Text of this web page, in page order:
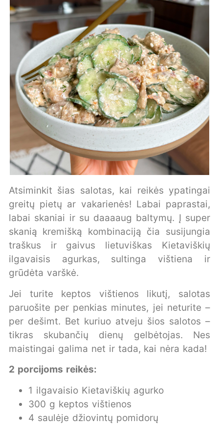
Atsiminkit šias salotas, kai reikės ypatingai
greitų pietų ar vakarienės! Labai paprastai,
labai skaniai ir su daaaaug baltymų. Į super
skanią kremišką kombinaciją čia susijungia
traškus ir gaivus lietuviškas Kietaviškių
ilgavaisis agurkas, sultinga vištiena ir
grūdėta varškė.
Jei turite keptos vištienos likutį, salotas
paruošite per penkias minutes, jei neturite –
per dešimt. Bet kuriuo atveju šios salotos –
tikras skubančių dienų gelbėtojas. Nes
maistingai galima net ir tada, kai nėra kada!
2 porcijoms reikės:
1 ilgavaisio Kietaviškių agurko
300 g keptos vištienos
4 saulėje džiovintų pomidorų